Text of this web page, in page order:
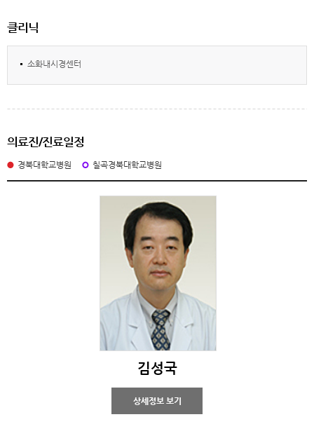
클리닉
소화내시경센터
의료진/진료일정
경북대학교병원 칠곡경북대학교병원
김성국
상세정보 보기